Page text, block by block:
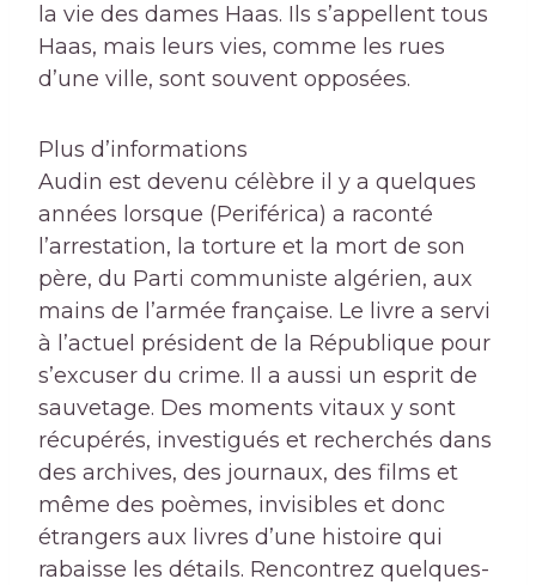
la vie des dames Haas. Ils s’appellent tous
Haas, mais leurs vies, comme les rues
d’une ville, sont souvent opposées.
Plus d’informations
Audin est devenu célèbre il y a quelques
années lorsque (Periférica) a raconté
l’arrestation, la torture et la mort de son
père, du Parti communiste algérien, aux
mains de l’armée française. Le livre a servi
à l’actuel président de la République pour
s’excuser du crime. Il a aussi un esprit de
sauvetage. Des moments vitaux y sont
récupérés, investigués et recherchés dans
des archives, des journaux, des films et
même des poèmes, invisibles et donc
étrangers aux livres d’une histoire qui
rabaisse les détails. Rencontrez quelques-